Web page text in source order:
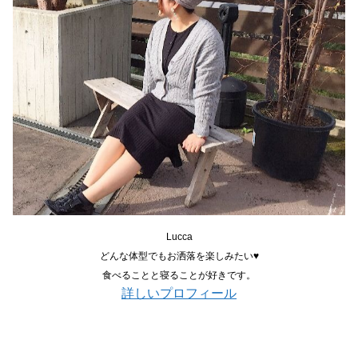
Lucca
どんな体型でもお洒落を楽しみたい♥
食べることと寝ることが好きです。
詳しいプロフィール